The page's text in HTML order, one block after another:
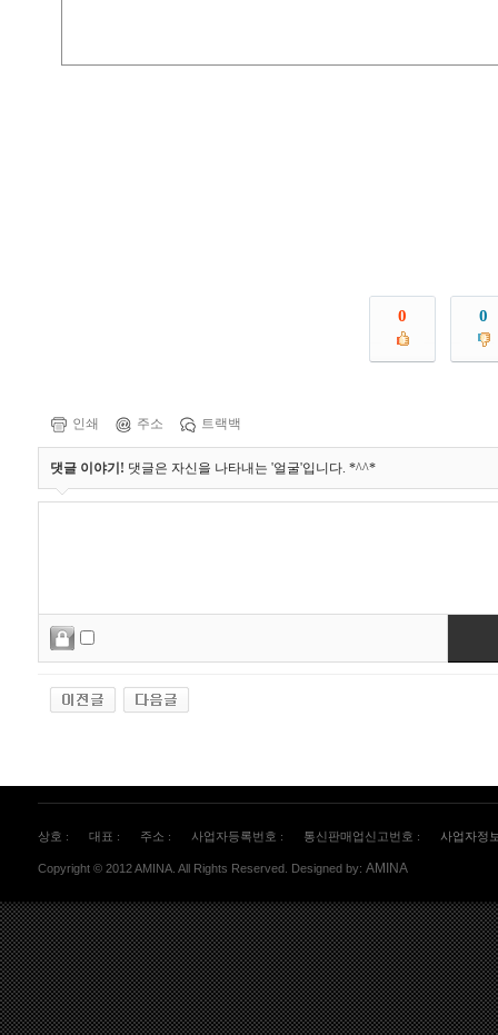
0 0
인쇄 주소 트랙백
댓글 이야기! 댓글은 자신을 나타내는 '얼굴'입니다. *^^*
상호 : 대표 : 주소 : 사업자등록번호 : 통신판매업신고번호 : 사업자정
Copyright © 2012 AMINA. All Rights Reserved. Designed by: AMINA